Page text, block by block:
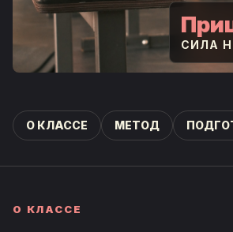
СИЛА
О КЛАССЕ МЕТОД
О КЛАССЕ